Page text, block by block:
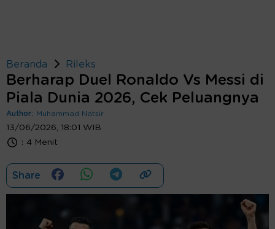
Beranda Rileks
Berharap Duel Ronaldo Vs Messi di
Piala Dunia 2026, Cek Peluangnya
Author: Muhammad Natsir
13/06/2026, 18:01 WIB
: 4 Menit
Share